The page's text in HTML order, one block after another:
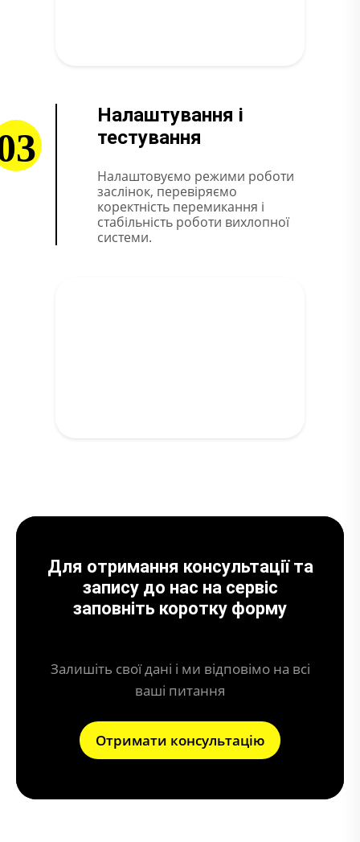
Налаштування і
тестування
Налаштовуємо режими роботи
заслінок, перевіряємо
коректність перемикання і
стабільність роботи вихлопної
системи.
Для отримання консультації та
запису до нас на сервіс
заповніть коротку форму
Залишіть свої дані і ми відповімо на всі
ваші питання
Отримати консультацію